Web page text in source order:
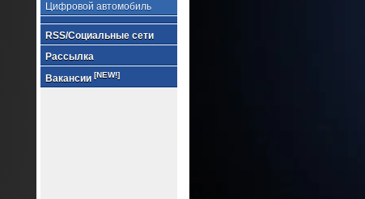
Цифровой автомобиль
RSS/Социальные сети
Рассылка
Вакансии [NEW!]